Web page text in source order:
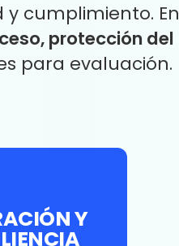
y cumplimiento. En
protección del
para evaluación.
Y